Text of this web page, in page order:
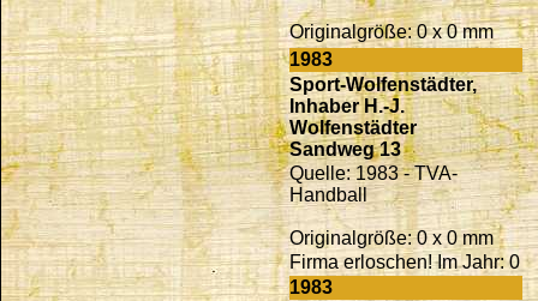
Originalgröße: 0 x 0 mm
1983
Sport-Wolfenstädter,
Inhaber H.-J.
Wolfenstädter
Sandweg 13
Quelle: 1983 - TVA-
Handball
Originalgröße: 0 x 0 mm
Firma erloschen! Im Jahr: 0
1983